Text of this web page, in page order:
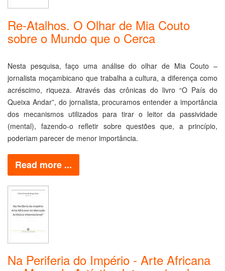
Re-Atalhos. O Olhar de Mia Couto
sobre o Mundo que o Cerca
Nesta pesquisa, faço uma análise do olhar de Mia Couto –
jornalista moçambicano que trabalha a cultura, a diferença como
acréscimo, riqueza. Através das crônicas do livro “O País do
Queixa Andar”, do jornalista, procuramos entender a importância
dos mecanismos utilizados para tirar o leitor da passividade
(mental), fazendo-o refletir sobre questões que, a princípio,
poderiam parecer de menor importância.
Read more ...
Na Periferia do Império - Arte Africana